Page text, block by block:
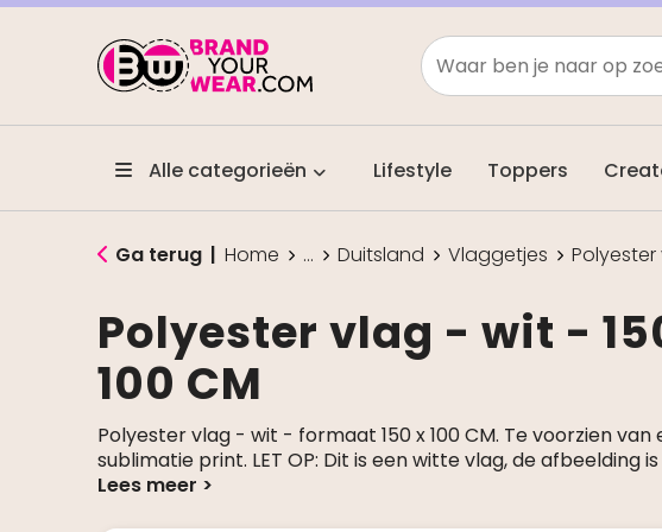
Alle categorieën Lifestyle Toppers
Ga terug | Home ... Duitsland Vlaggetjes Polyester
Polyester vlag - wit -
100 CM
Polyester vlag - wit - formaat 150 x 100 CM. Te voorzien van
sublimatie print. LET OP: Dit is een witte vlag, de afbeelding